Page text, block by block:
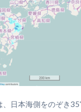
、日本海側をのぞき